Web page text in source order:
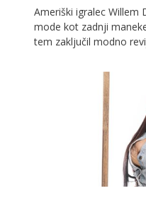
Ameriški igralec Willem
mode kot zadnji
tem zaključil modno
gledališča. S svojo 48-
živi med New Yorkom